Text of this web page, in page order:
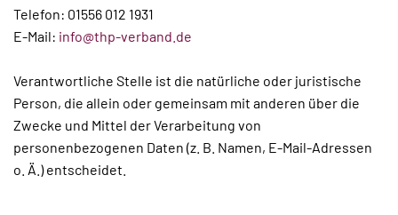
Telefon: 01556 012 1931
E-Mail: info@thp-verband.de
Verantwortliche Stelle ist die natürliche oder juristische
Person, die allein oder gemeinsam mit anderen über die
Zwecke und Mittel der Verarbeitung von
personenbezogenen Daten (z. B. Namen, E-Mail-Adressen
o. Ä.) entscheidet.